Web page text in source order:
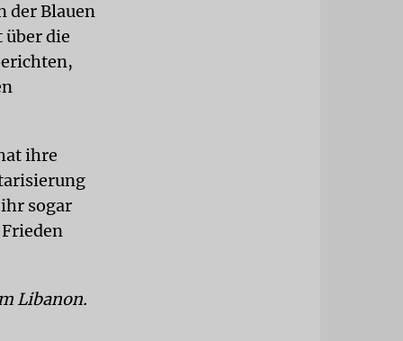
der Blauen
die
ihre
sogar
Libanon.